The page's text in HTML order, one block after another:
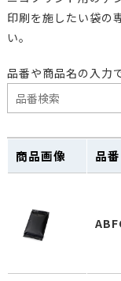
印刷を施したい袋の
い。
品番や商品名の入力
商品画像 品番